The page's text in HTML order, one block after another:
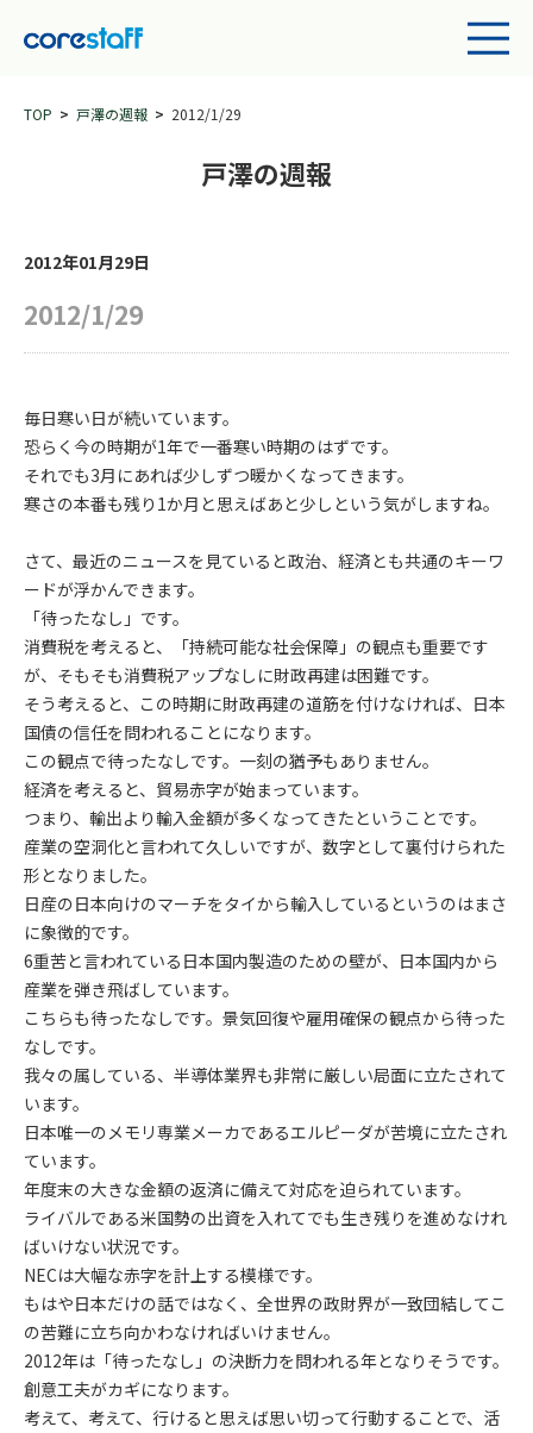
TOP 戸澤の週報 2012/1/29
戸澤の週報
2012年01月29日
2012/1/29
毎日寒い日が続いています。
恐らく今の時期が1年で一番寒い時期のはずです。
それでも3月にあれば少しずつ暖かくなってきます。
寒さの本番も残り1か月と思えばあと少しという気がしますね。
さて、最近のニュースを見ていると政治、経済とも共通のキーワ
ードが浮かんできます。
「待ったなし」です。
消費税を考えると、「持続可能な社会保障」の観点も重要です
が、そもそも消費税アップなしに財政再建は困難です。
そう考えると、この時期に財政再建の道筋を付けなければ、日本
国債の信任を問われることになります。
この観点で待ったなしです。一刻の猶予もありません。
経済を考えると、貿易赤字が始まっています。
つまり、輸出より輸入金額が多くなってきたということです。
産業の空洞化と言われて久しいですが、数字として裏付けられた
形となりました。
日産の日本向けのマーチをタイから輸入しているというのはまさ
に象徴的です。
6重苦と言われている日本国内製造のための壁が、日本国内から
産業を弾き飛ばしています。
こちらも待ったなしです。景気回復や雇用確保の観点から待った
なしです。
我々の属している、半導体業界も非常に厳しい局面に立たされて
います。
日本唯一のメモリ専業メーカであるエルピーダが苦境に立たされ
ています。
年度末の大きな金額の返済に備えて対応を迫られています。
ライバルである米国勢の出資を入れてでも生き残りを進めなけれ
ばいけない状況です。
NECは大幅な赤字を計上する模様です。
もはや日本だけの話ではなく、全世界の政財界が一致団結してこ
の苦難に立ち向かわなければいけません。
2012年は「待ったなし」の決断力を問われる年となりそうです。
創意工夫がカギになります。
考えて、考えて、行けると思えば思い切って行動することで、活